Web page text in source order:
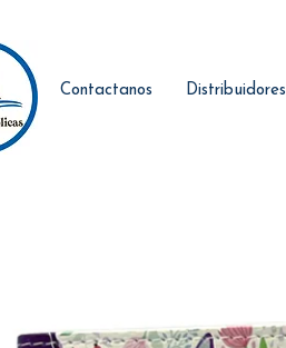
Contactanos Distribuidores